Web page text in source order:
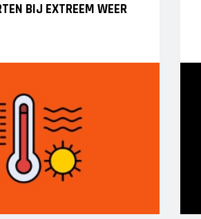
BIJ EXTREEM WEER